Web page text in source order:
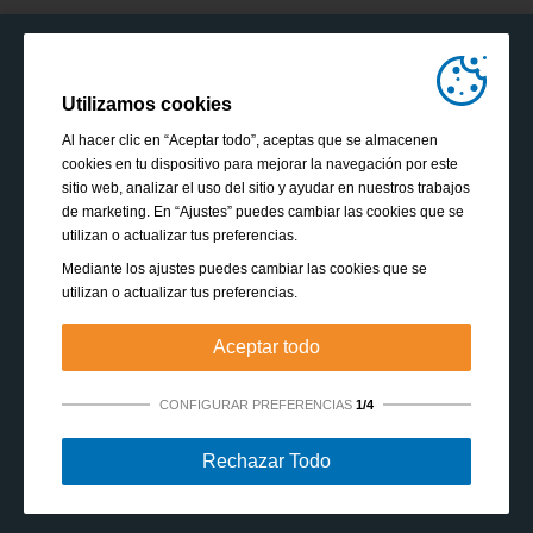
Utilizamos cookies
Al hacer clic en “Aceptar todo”, aceptas que se almacenen
cookies en tu dispositivo para mejorar la navegación por este
sitio web, analizar el uso del sitio y ayudar en nuestros trabajos
de marketing. En “Ajustes” puedes cambiar las cookies que se
utilizan o actualizar tus preferencias.
Mediante los ajustes puedes cambiar las cookies que se
utilizan o actualizar tus preferencias.
Aceptar todo
CONFIGURAR PREFERENCIAS 1/4
Estrictamente necesarias:
Estas cookies son esenciales
Rechazar Todo